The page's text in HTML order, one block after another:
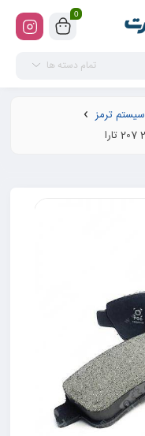
0
تمام دسته ها
سیستم ترمز